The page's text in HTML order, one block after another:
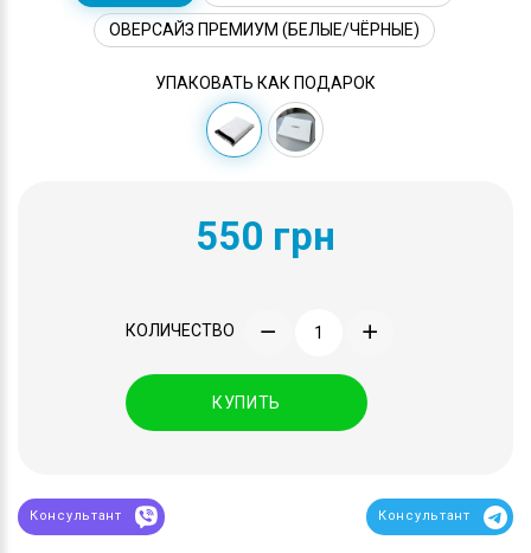
ОВЕРСАЙЗ ПРЕМИУМ (БЕЛЫЕ/ЧЁРНЫЕ)
УПАКОВАТЬ КАК ПОДАРОК
550 грн
КОЛИЧЕСТВО
КУПИТЬ
Консультант Консультант